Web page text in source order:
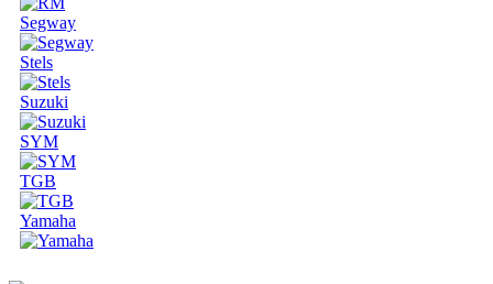
Segway
Stels
Suzuki
SYM
TGB
Yamaha